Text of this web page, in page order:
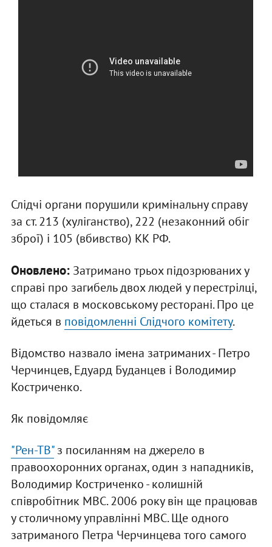
Слідчі органи порушили кримінальну справу
за ст. 213 (хуліганство), 222 (незаконний обіг
зброї) і 105 (вбивство) КК РФ.
Оновлено:Затримано трьох підозрюваних у
справі про загибель двох людей у перестрілці,
що сталася в московському ресторані. Про це
йдеться в повідомленні Слідчого комітету.
Відомство назвало імена затриманих - Петро
Черчинцев, Едуард Буданцев і Володимир
Костриченко.
Як повідомляє
"Рен-ТВ"з посиланням на джерело в
правоохоронних органах, один з нападників,
Володимир Костриченко - колишній
співробітник МВС. 2006 року він ще працював
у столичному управлінні МВС. Ще одного
затриманого Петра Черчинцева того самого